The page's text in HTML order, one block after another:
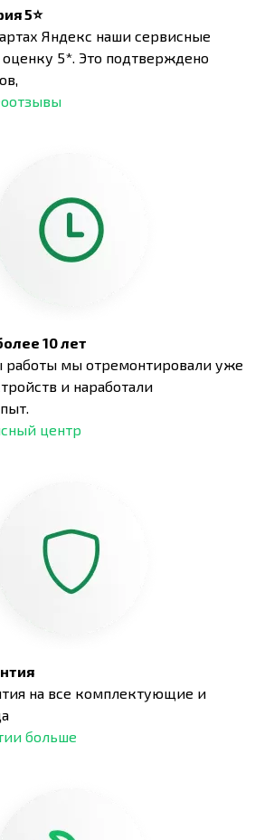
5⭐
Яндекс наши сервисные
5*. Это подтверждено
10 лет
работы мы отремонтировали уже
и наработали
центр
на все комплектующие и
больше